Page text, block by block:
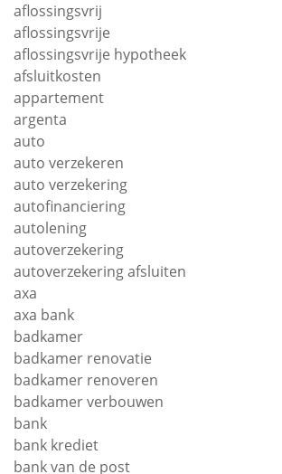
aflossingsvrij
aflossingsvrije
aflossingsvrije hypotheek
afsluitkosten
appartement
argenta
auto
auto verzekeren
auto verzekering
autofinanciering
autolening
autoverzekering
autoverzekering afsluiten
axa
axa bank
badkamer
badkamer renovatie
badkamer renoveren
badkamer verbouwen
bank
bank krediet
bank van de post